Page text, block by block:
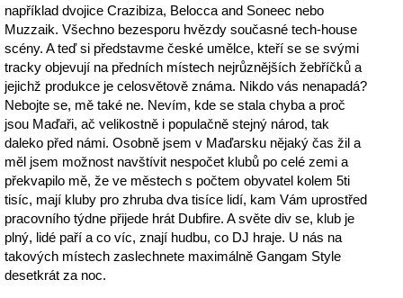
například dvojice Crazibiza, Belocca and Soneec nebo
Muzzaik. Všechno bezesporu hvězdy současné tech-house
scény. A teď si představme české umělce, kteří se se svými
tracky objevují na předních místech nejrůznějších žebříčků a
jejichž produkce je celosvětově známa. Nikdo vás nenapadá?
Nebojte se, mě také ne. Nevím, kde se stala chyba a proč
jsou Maďaři, ač velikostně i populačně stejný národ, tak
daleko před námi. Osobně jsem v Maďarsku nějaký čas žil a
měl jsem možnost navštívit nespočet klubů po celé zemi a
překvapilo mě, že ve městech s počtem obyvatel kolem 5ti
tisíc, mají kluby pro zhruba dva tisíce lidí, kam Vám uprostřed
pracovního týdne přijede hrát Dubfire. A světe div se, klub je
plný, lidé paří a co víc, znají hudbu, co DJ hraje. U nás na
takových místech zaslechnete maximálně Gangam Style
desetkrát za noc.